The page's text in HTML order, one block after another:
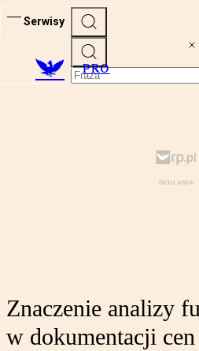
Serwisy
PRO
Znaczenie analizy
w dokumentacji